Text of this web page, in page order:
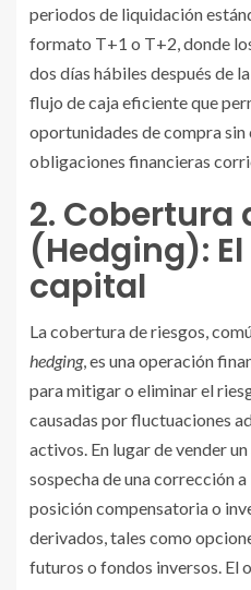
periodos de liquidación
formato T+1 o T+2, donde
dos días hábiles después de
flujo de caja eficiente que
oportunidades de compra
obligaciones financieras
2. Cobertura
(Hedging):
capital
La cobertura de riesgos,
hedging, es una operación
para mitigar o eliminar el
causadas por fluctuaciones
activos. En lugar de vender
sospecha de una corrección
posición compensatoria o
derivados, tales como
futuros o fondos inversos. El